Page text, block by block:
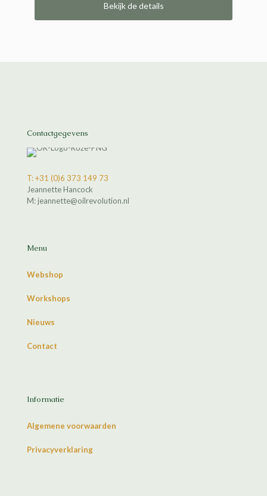
Bekijk de details
Contactgegevens
T: +31 (0)6 373 149 73
Jeannette Hancock
M: jeannette@oilrevolution.nl
Menu
Webshop
Workshops
Nieuws
Contact
Informatie
Algemene voorwaarden
Privacyverklaring